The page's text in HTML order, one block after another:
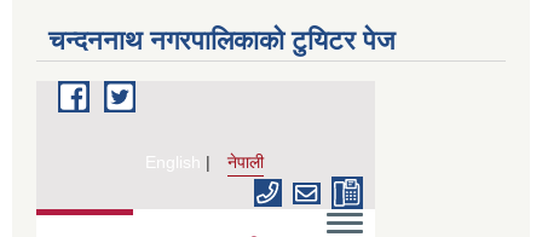
चन्दननाथ नगरपालिकाको टुयिटर पेज